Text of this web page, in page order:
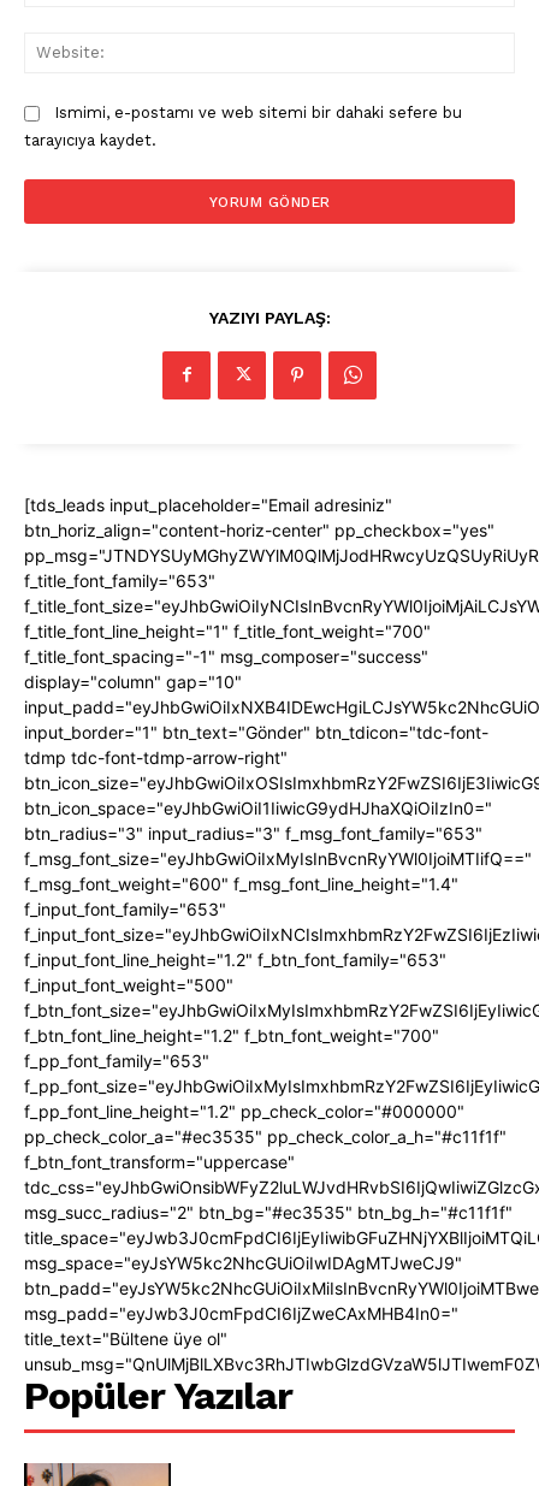
Ismimi, e-postamı ve web sitemi bir dahaki sefere bu
tarayıcıya kaydet.
YAZIYI PAYLAŞ:
[tds_leads input_placeholder="Email adresiniz"
btn_horiz_align="content-horiz-center" pp_checkbox="yes"
f_title_font_family="653"
f_title_font_line_height="1" f_title_font_weight="700"
f_title_font_spacing="-1" msg_composer="success"
display="column" gap="10"
input_border="1" btn_text="Gönder" btn_tdicon="tdc-font-
tdmp tdc-font-tdmp-arrow-right"
btn_icon_space="eyJhbGwiOiI1IiwicG9ydHJhaXQiOiIzIn0="
btn_radius="3" input_radius="3" f_msg_font_family="653"
f_msg_font_size="eyJhbGwiOiIxMyIsInBvcnRyYWl0IjoiMTIifQ=="
f_msg_font_weight="600" f_msg_font_line_height="1.4"
f_input_font_family="653"
f_input_font_line_height="1.2" f_btn_font_family="653"
f_input_font_weight="500"
f_btn_font_line_height="1.2" f_btn_font_weight="700"
f_pp_font_family="653"
f_pp_font_line_height="1.2" pp_check_color="#000000"
pp_check_color_a="#ec3535" pp_check_color_a_h="#c11f1f"
f_btn_font_transform="uppercase"
msg_succ_radius="2" btn_bg="#ec3535" btn_bg_h="#c11f1f"
msg_space="eyJsYW5kc2NhcGUiOiIwIDAgMTJweCJ9"
msg_padd="eyJwb3J0cmFpdCI6IjZweCAxMHB4In0="
title_text="Bültene üye ol"
Popüler Yazılar